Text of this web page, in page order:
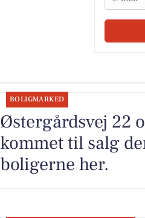
BOLIGMARKED
Østergårdsvej 22
kommet til salg
boligerne her.